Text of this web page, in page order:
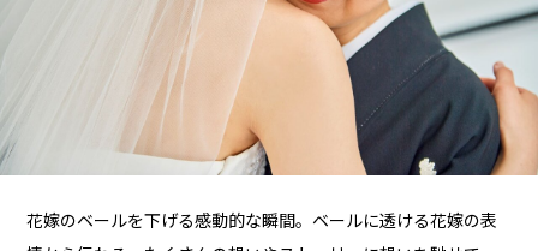
花嫁のベールを下げる感動的な瞬間。ベールに透ける花嫁の表